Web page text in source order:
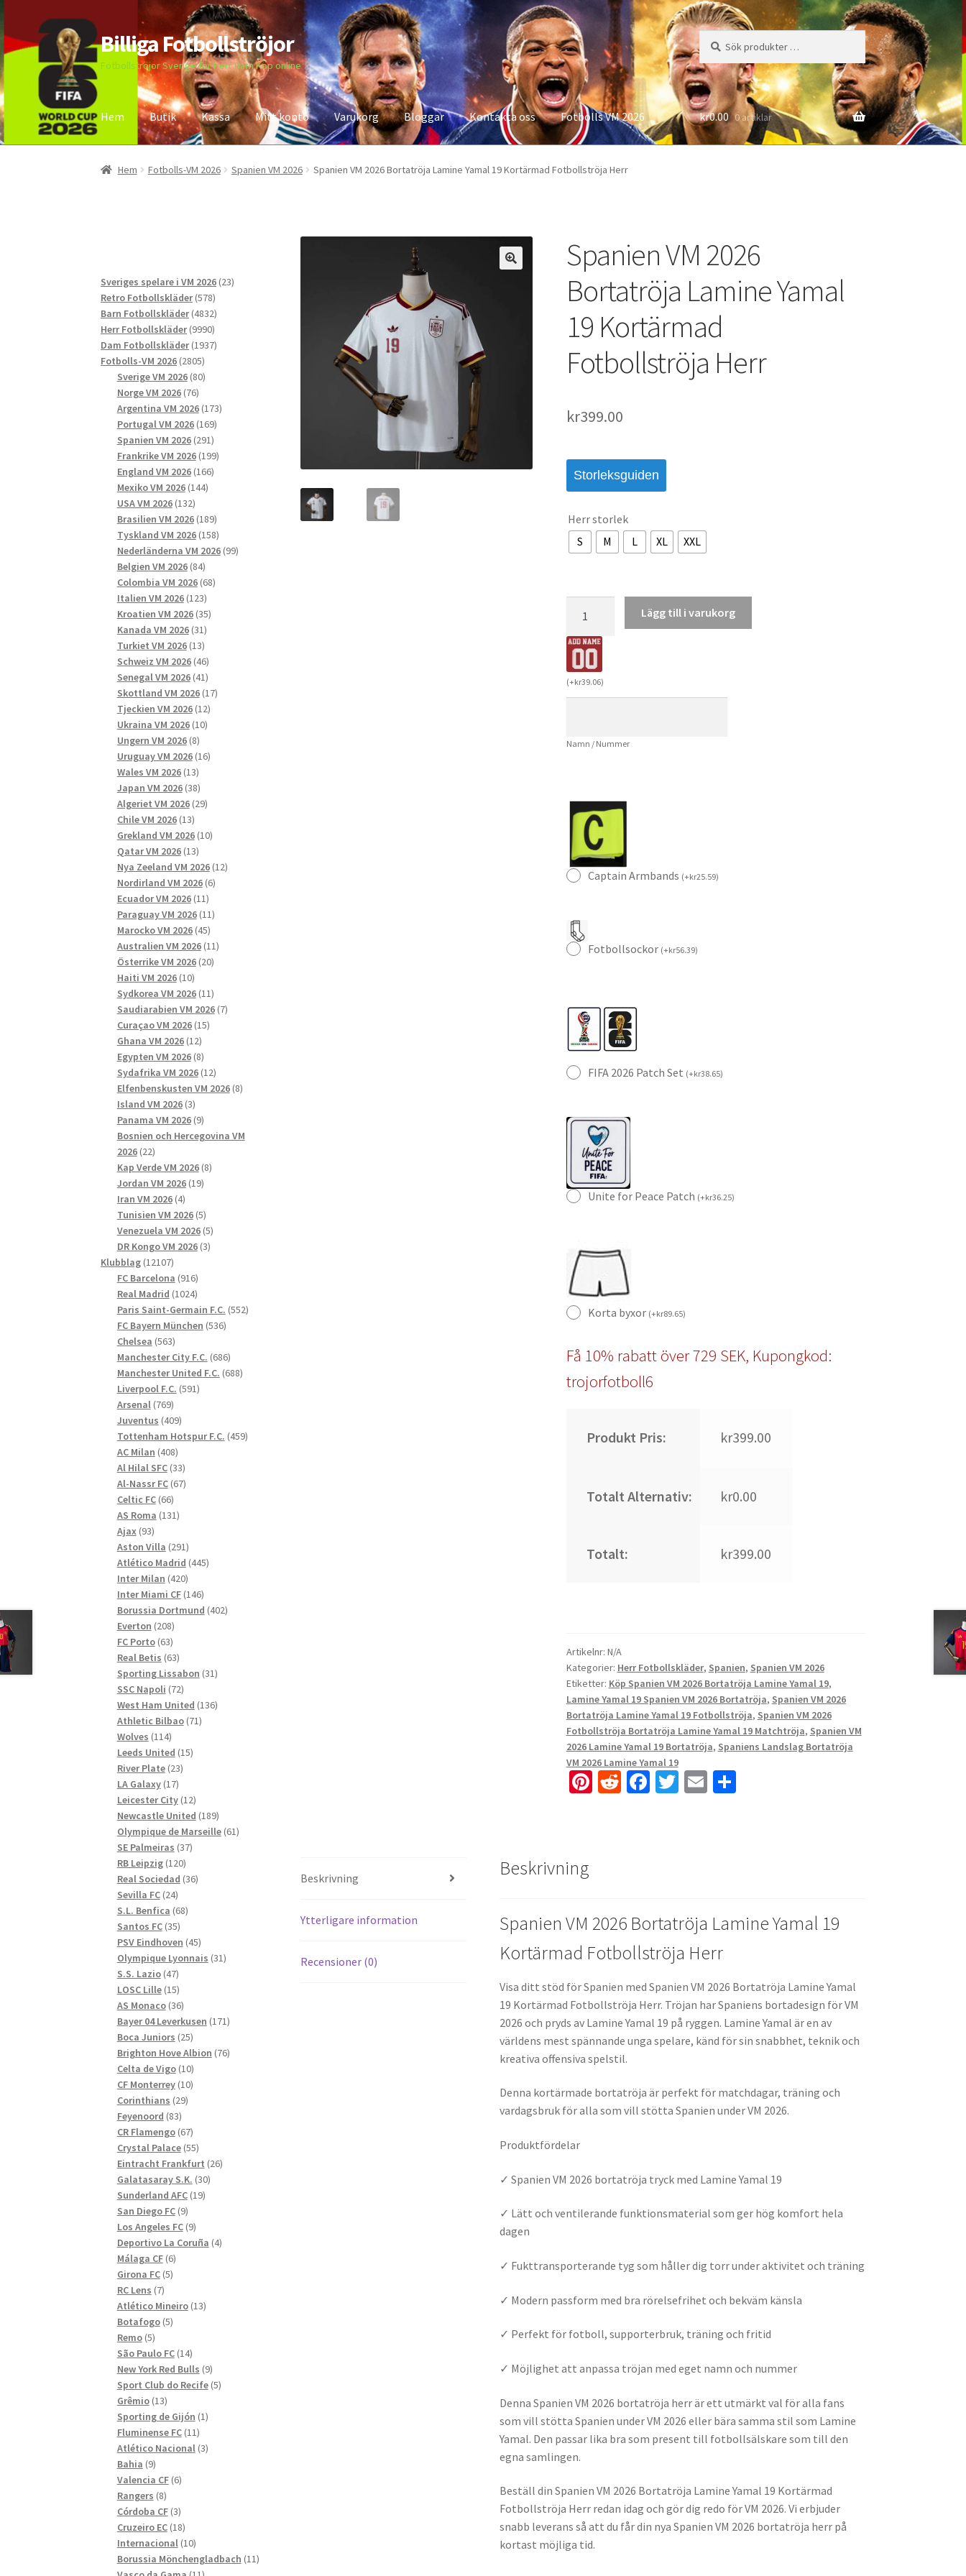
Hoppa
till
navigering
Hoppa
till
innehåll
Billiga Fotbollströjor
Fotbollströjor Sverige för Herr Barn Köp online
Sök
efter:
Sök
Hem Butik Kassa Mitt konto Varukorg Bloggar Kontakta oss Fotbolls VM 2026
Hem Bloggar Butik Kassa Kontakta oss Mitt konto Storleksguiden Varukorg
kr0.00 0 artiklar
Hem Fotbolls-VM 2026 Spanien VM 2026 Spanien VM 2026 Bortatröja Lamine Yamal 19 Kortärmad Fotbollströja Herr
Spanien VM 2026
Bortatröja Lamine Yamal
19 Kortärmad
Fotbollströja Herr
kr399.00
Storleksguiden
Herr storlek
S
M L XL XXL
2026
Bortatröja
Lamine
Yamal
Fotbollströja
Lägg till i varukorg
(+kr39.06)
Namn / Nummer
Captain Armbands (+kr25.59)
Fotbollsockor (+kr56.39)
FIFA 2026 Patch Set (+kr38.65)
Unite for Peace Patch (+kr36.25)
Korta byxor (+kr89.65)
Få 10% rabatt över 729 SEK, Kupongkod:
trojorfotboll6
Produkt Pris: kr399.00
Totalt Alternativ: kr0.00
Totalt: kr399.00
Artikelnr: N/A
Kategorier: Herr Fotbollskläder, Spanien, Spanien VM 2026
Etiketter: Köp Spanien VM 2026 Bortatröja Lamine Yamal 19,
Lamine Yamal 19 Spanien VM 2026 Bortatröja, Spanien VM 2026
Bortatröja Lamine Yamal 19 Fotbollströja, Spanien VM 2026
Fotbollströja Bortatröja Lamine Yamal 19 Matchtröja, Spanien VM
2026 Lamine Yamal 19 Bortatröja, Spaniens Landslag Bortatröja
VM 2026 Lamine Yamal 19
Pi R Fa T E D
Beskrivning
Ytterligare information
Recensioner (0)
Beskrivning
Spanien VM 2026 Bortatröja Lamine Yamal 19
Kortärmad Fotbollströja Herr
Visa ditt stöd för Spanien med Spanien VM 2026 Bortatröja Lamine Yamal
19 Kortärmad Fotbollströja Herr. Tröjan har Spaniens bortadesign för VM
2026 och pryds av Lamine Yamal 19 på ryggen. Lamine Yamal är en av
världens mest spännande unga spelare, känd för sin snabbhet, teknik och
kreativa offensiva spelstil.
Denna kortärmade bortatröja är perfekt för matchdagar, träning och
vardagsbruk för alla som vill stötta Spanien under VM 2026.
Produktfördelar
✓ Spanien VM 2026 bortatröja tryck med Lamine Yamal 19
✓ Lätt och ventilerande funktionsmaterial som ger hög komfort hela
dagen
✓ Fukttransporterande tyg som håller dig torr under aktivitet och träning
✓ Modern passform med bra rörelsefrihet och bekväm känsla
✓ Perfekt för fotboll, supporterbruk, träning och fritid
✓ Möjlighet att anpassa tröjan med eget namn och nummer
Denna Spanien VM 2026 bortatröja herr är ett utmärkt val för alla fans
som vill stötta Spanien under VM 2026 eller bära samma stil som Lamine
Yamal. Den passar lika bra som present till fotbollsälskare som till den
egna samlingen.
Beställ din Spanien VM 2026 Bortatröja Lamine Yamal 19 Kortärmad
Fotbollströja Herr redan idag och gör dig redo för VM 2026. Vi erbjuder
snabb leverans så att du får din nya Spanien VM 2026 bortatröja herr på
kortast möjliga tid.
Sveriges spelare i VM 2026 2323
Retro Fotbollskläder 578578
produkter
Barn Fotbollskläder 48324832
produkter
Herr Fotbollskläder 99909990
produkter
Dam Fotbollskläder 19371937
Fotbolls-VM 2026 28052805
produkter
Sverige VM 2026 8080
Norge VM 2026 7676
produkter
Argentina VM 2026 173173
Portugal VM 2026 169169
produkter
Spanien VM 2026 291291
produkter
Frankrike VM 2026 199199
England VM 2026 166166
Mexiko VM 2026 144144
USA VM 2026 132132
produkter
Brasilien VM 2026 189189
produkter
Tyskland VM 2026 158158
produkter
Nederländerna VM 2026 9999
Belgien VM 2026 8484
produkter
Colombia VM 2026 6868
Italien VM 2026 123123
produkter
Kroatien VM 2026 3535
Kanada VM 2026 3131
produkter
Turkiet VM 2026 1313
produkter
Schweiz VM 2026 4646
produkter
Senegal VM 2026 4141
produkter
Skottland VM 2026 1717
Tjeckien VM 2026 1212
produkter
Ukraina VM 2026 1010
Ungern VM 2026 88
produkter
Uruguay VM 2026 1616
Wales VM 2026 1313
produkter
Japan VM 2026 3838
produkter
Algeriet VM 2026 2929
Chile VM 2026 1313
produkter
Grekland VM 2026 1010
Qatar VM 2026 1313
produkter
Nya Zeeland VM 2026 1212
Nordirland VM 2026 66
Ecuador VM 2026 1111
produkter
Paraguay VM 2026 1111
Marocko VM 2026 4545
produkter
Australien VM 2026 1111
Österrike VM 2026 2020
Haiti VM 2026 1010
produkter
Sydkorea VM 2026 1111
produkter
Saudiarabien VM 2026 77
Curaçao VM 2026 1515
Ghana VM 2026 1212
produkter
Egypten VM 2026 88
produkter
Sydafrika VM 2026 1212
produkter
Elfenbenskusten VM 2026 88
Island VM 2026 33
produkter
Panama VM 2026 99
produkter
Bosnien och Hercegovina VM
2026 2222
produkter
Kap Verde VM 2026 88
Jordan VM 2026 1919
Iran VM 2026 44
produkter
Tunisien VM 2026 55
produkter
Venezuela VM 2026 55
produkter
DR Kongo VM 2026 33
Klubblag 1210712107
produkter
FC Barcelona 916916
produkter
Real Madrid 10241024
produkter
Paris Saint-Germain F.C. 552552
FC Bayern München 536536
Chelsea 563563
produkter
Manchester City F.C. 686686
produkter
Manchester United F.C. 688688
Liverpool F.C. 591591
Arsenal 769769
produkter
Juventus 409409
produkter
Tottenham Hotspur F.C. 459459
AC Milan 408408
produkter
Al Hilal SFC 3333
produkter
Al-Nassr FC 6767
Celtic FC 6666
produkter
AS Roma 131131
Ajax 9393
produkter
Aston Villa 291291
produkter
Atlético Madrid 445445
Inter Milan 420420
produkter
Inter Miami CF 146146
produkter
Borussia Dortmund 402402
Everton 208208
produkter
FC Porto 6363
produkter
Real Betis 6363
produkter
Sporting Lissabon 3131
SSC Napoli 7272
produkter
West Ham United 136136
Athletic Bilbao 7171
Wolves 114114
produkter
Leeds United 1515
River Plate 2323
LA Galaxy 1717
produkter
Leicester City 1212
produkter
Newcastle United 189189
produkter
Olympique de Marseille 6161
SE Palmeiras 3737
RB Leipzig 120120
produkter
Real Sociedad 3636
Sevilla FC 2424
produkter
S.L. Benfica 6868
Santos FC 3535
produkter
PSV Eindhoven 4545
produkter
Olympique Lyonnais 3131
S.S. Lazio 4747
produkter
LOSC Lille 1515
produkter
AS Monaco 3636
produkter
Bayer 04 Leverkusen 171171
Boca Juniors 2525
produkter
Brighton Hove Albion 7676
Celta de Vigo 1010
produkter
CF Monterrey 1010
Corinthians 2929
Feyenoord 8383
produkter
CR Flamengo 6767
produkter
Crystal Palace 5555
produkter
Eintracht Frankfurt 2626
Galatasaray S.K. 3030
Sunderland AFC 1919
San Diego FC 99
produkter
Los Angeles FC 99
produkter
Deportivo La Coruña 44
Málaga CF 66
produkter
Girona FC 55
RC Lens 77
produkter
Atlético Mineiro 1313
Botafogo 55
Remo 55
produkter
São Paulo FC 1414
produkter
New York Red Bulls 99
produkter
Sport Club do Recife 55
Grêmio 1313
produkter
Sporting de Gijón 11
Fluminense FC 1111
produkter
Atlético Nacional 33
Bahia 99
produkter
Valencia CF 66
Rangers 88
produkter
Córdoba CF 33
produkter
Cruzeiro EC 1818
produkter
Internacional 1010
produkter
Borussia Mönchengladbach 1111